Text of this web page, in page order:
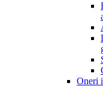
Oneri